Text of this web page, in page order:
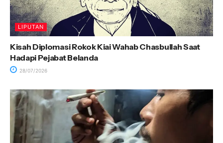
LIPUTAN
Kisah Diplomasi Rokok Kiai Wahab Chasbullah Saat
Hadapi Pejabat Belanda
28/07/2026